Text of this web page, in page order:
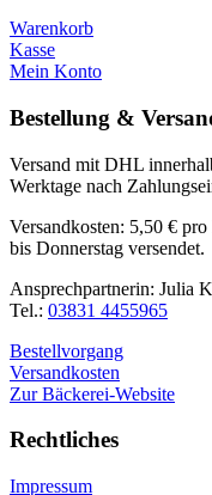
Warenkorb
Kasse
Mein Konto
Bestellung &
Versand mit DHL
Werktage nach
Versandkosten: 5,50 €
bis Donnerstag versendet.
Ansprechpartnerin: Julia
Tel.: 03831 4455965
Bestellvorgang
Versandkosten
Zur Bäckerei-Website
Rechtliches
Impressum